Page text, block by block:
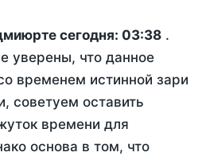
сегодня: 03:38 .
уверены, что данное
временем истинной зари
советуем оставить
времени для
основа в том, что